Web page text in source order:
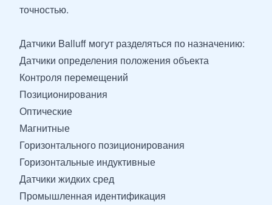
точностью.
Датчики Balluff могут разделяться по назначению:
Датчики определения положения объекта
Контроля перемещений
Позиционирования
Оптические
Магнитные
Горизонтального позиционирования
Горизонтальные индуктивные
Датчики жидких сред
Промышленная идентификация